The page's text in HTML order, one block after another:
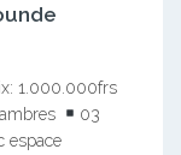
1.000.000frs
03
espace